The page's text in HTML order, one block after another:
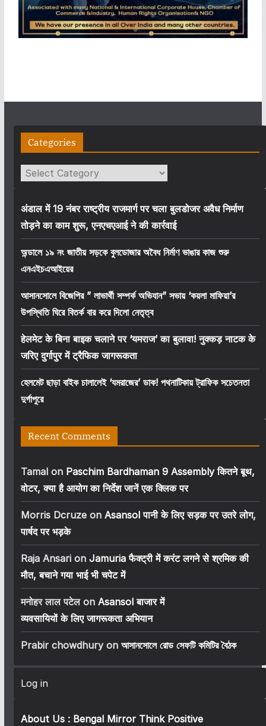
Categories
Categories
अंडाल में 19 नंबर राष्ट्रीय राजमार्ग पर चला बुलडोजर अवैध निर्माण
तोड़ने का काम शुरू, एनएचएआई ने की कार्रवाई
অন্ডালে ১৯ নং জাতীয় সড়কে বুলডোজার অবৈধ নির্মাণ ভাঙার কাজ শুরু
এনএইচএআইয়ের
আসানসোলে বিজেপির ” লাভার্থী সম্পর্ক অভিযান” সভায় ‘কয়লা মাফিয়া’র
উপস্থিতি ঘিরে বিতর্ক বার করে দিলো নেতৃত্ব
हेलमेट के बिना बाइक चलाने पर ‘यमराज’ का बुलावा! नुक्कड़ नाटक के
जरिए दुर्गापुर में ट्रैफिक जागरूकता
হেলমেট ছাড়া বাইক চালালেই ‘যমরাজের’ ডাক! পথনাটিকায় ট্রাফিক সচেতনতা
দুর্গাপুরে
Recent Comments
Tamalon Paschim Bardhaman 9 Assembly कितने बूथ,
वोटर, क्या है आयोग का निर्देश जानें एक क्लिक पर
Morris Dcruzeon Asansol पानी के लिए सड़क पर उतरे लोग,
पार्षद पर भड़के
Raja Ansarion Jamuria फैक्ट्री में करंट लगने से श्रमिक की
मौत, बचाने गया भाई भी चपेट में
मनोहर लाल पटेलon Asansol बाजार में
व्यवसायियों के लिए जागरूकता अभियान
Prabir chowdhuryon আসানসোলে রোড সেফটি কমিটির বৈঠক
Log in
About Us : Bengal Mirror Think Positive